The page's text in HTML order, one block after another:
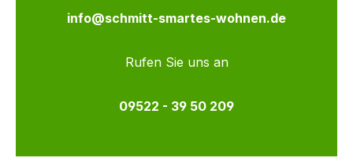
info@schmitt-smartes-wohnen.de
Rufen Sie uns an
09522 - 39 50 209